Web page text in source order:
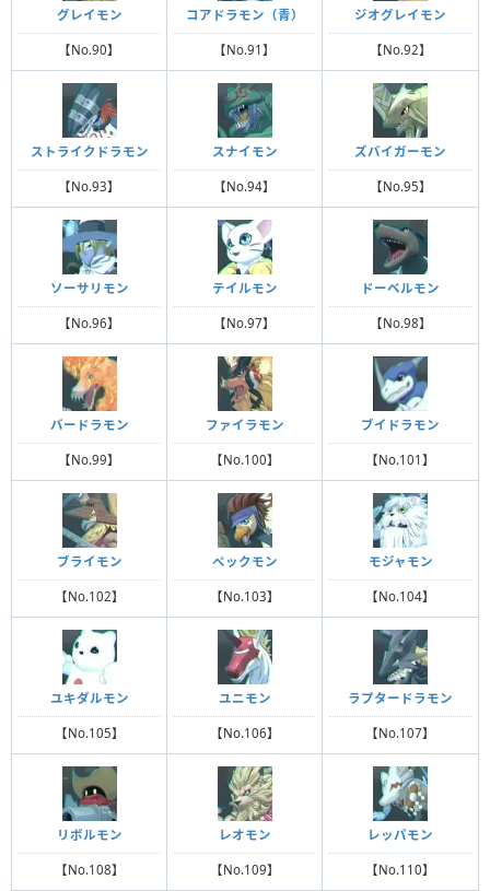
グレイモン
【No.90】
コアドラモン（青）
【No.91】
ジオグレイモン
【No.92】
ストライクドラモン
【No.93】
スナイモン
【No.94】
ズバイガーモン
【No.95】
ソーサリモン
【No.96】
テイルモン
【No.97】
ドーベルモン
【No.98】
バードラモン
【No.99】
ファイラモン
【No.100】
ブイドラモン
【No.101】
ブライモン
【No.102】
ペックモン
【No.103】
モジャモン
【No.104】
ユキダルモン
【No.105】
ユニモン
【No.106】
ラプタードラモン
【No.107】
リボルモン
【No.108】
レオモン
【No.109】
レッパモン
【No.110】